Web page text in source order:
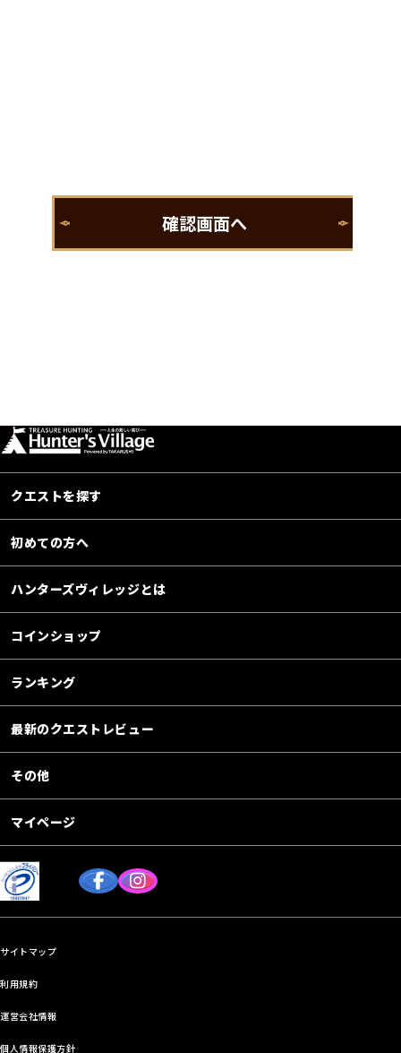
クエストを探す
初めての方へ
ハンターズヴィレッジとは
コインショップ
ランキング
最新のクエストレビュー
その他
マイページ
サイトマップ
利用規約
運営会社情報
個人情報保護方針